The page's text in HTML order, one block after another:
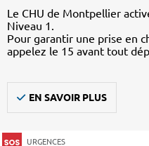
Le CHU de Montpellier
Niveau 1.
Pour garantir une prise en
appelez le 15 avant tout
EN SAVOIR PLUS
URGENCES